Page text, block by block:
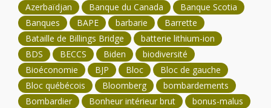
Azerbaïdjan
Banque du Canada
Banque Scotia
Banques
BAPE barbarie
Barrette
Bataille de Billings Bridge
batterie lithium-ion
BDS
BECCS Biden
biodiversité
Bioéconomie
BJP Bloc
Bloc de gauche
Bloc québécois
Bloomberg
bombardements
Bombardier
Bonheur intérieur brut
bonus-malus